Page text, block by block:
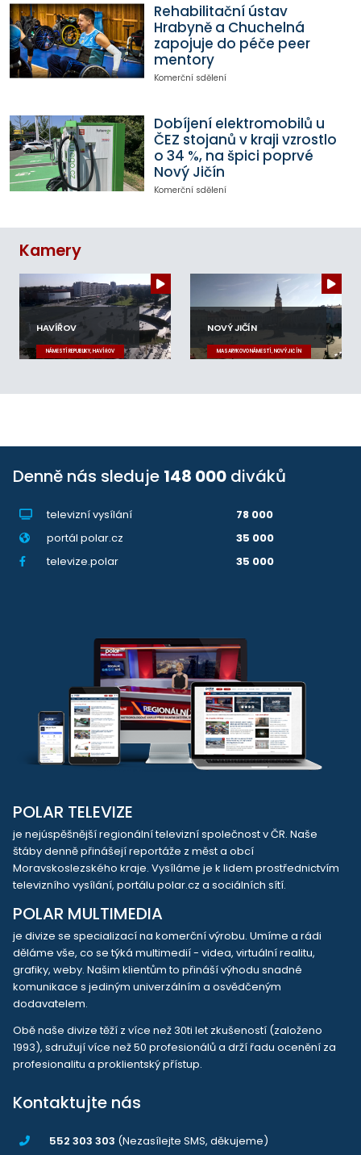
Rehabilitační ústav
Hrabyně a Chuchelná
zapojuje do péče peer
mentory
Komerční sdělení
Dobíjení elektromobilů u
ČEZ stojanů v kraji vzrostlo
o 34 %, na špici poprvé
Nový Jičín
Komerční sdělení
Kamery
HAVÍŘOV
NÁMĚSTÍ REPUBLIKY, HAVÍŘOV
NOVÝ JIČÍN
MASARYKOVO NÁMĚSTÍ, NOVÝ JIČÍN
Denně nás sleduje 148 000 diváků
televizní vysílání
78 000
portál polar.cz
35 000
televize.polar
35 000
POLAR TELEVIZE
je nejúspěšnější regionální televizní společnost v ČR. Naše
štáby denně přinášejí reportáže z měst a obcí
Moravskoslezského kraje. Vysíláme je k lidem prostřednictvím
televizního vysílání, portálu polar.cz a sociálních sítí.
POLAR MULTIMEDIA
je divize se specializací na komerční výrobu. Umíme a rádi
děláme vše, co se týká multimedií - videa, virtuální realitu,
grafiky, weby. Našim klientům to přináší výhodu snadné
komunikace s jediným univerzálním a osvědčeným
dodavatelem.
Obě naše divize těží z více než 30ti let zkušeností (založeno
1993), sdružují více než 50 profesionálů a drží řadu ocenění za
profesionalitu a proklientský přístup.
Kontaktujte nás
552 303 303 (Nezasílejte SMS, děkujeme)